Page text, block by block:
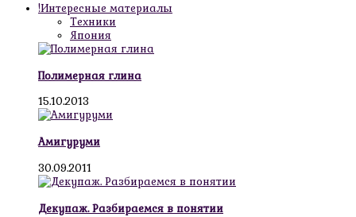
!Интересные материалы
Техники
Япония
Полимерная глина
15.10.2013
Амигуруми
30.09.2011
Декупаж. Разбираемся в понятии